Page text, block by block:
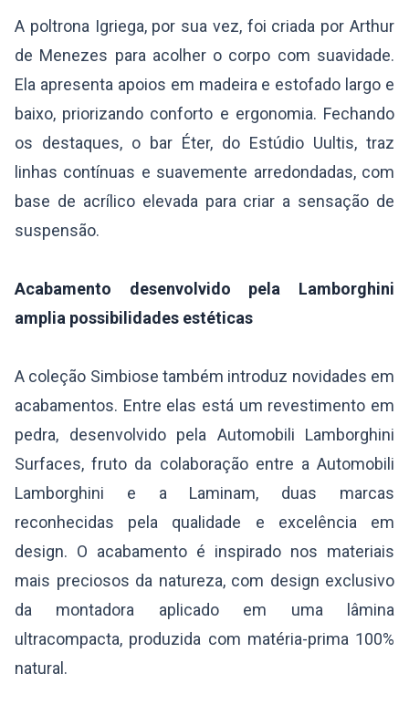
A poltrona Igriega, por sua vez, foi criada por Arthur
de Menezes para acolher o corpo com suavidade.
Ela apresenta apoios em madeira e estofado largo e
baixo, priorizando conforto e ergonomia. Fechando
os destaques, o bar Éter, do Estúdio Uultis, traz
linhas contínuas e suavemente arredondadas, com
base de acrílico elevada para criar a sensação de
suspensão.
Acabamento desenvolvido pela Lamborghini
amplia possibilidades estéticas
A coleção Simbiose também introduz novidades em
acabamentos. Entre elas está um revestimento em
pedra, desenvolvido pela Automobili Lamborghini
Surfaces, fruto da colaboração entre a Automobili
Lamborghini e a Laminam, duas marcas
reconhecidas pela qualidade e excelência em
design. O acabamento é inspirado nos materiais
mais preciosos da natureza, com design exclusivo
da montadora aplicado em uma lâmina
ultracompacta, produzida com matéria-prima 100%
natural.